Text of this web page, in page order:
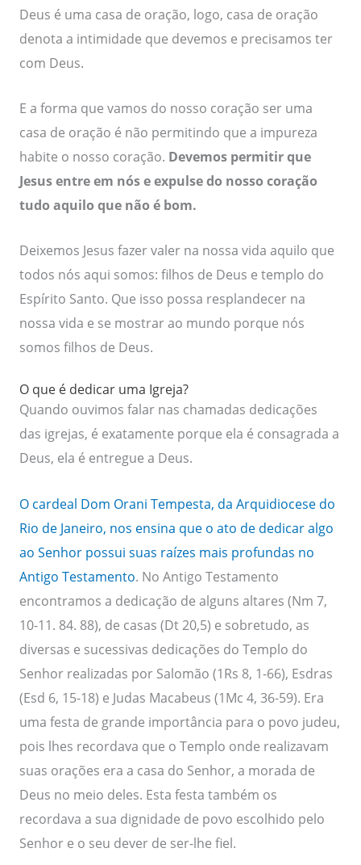
Deus é uma casa de oração, logo, casa de oração
denota a intimidade que devemos e precisamos ter
com Deus.
E a forma que vamos do nosso coração ser uma
casa de oração é não permitindo que a impureza
habite o nosso coração. Devemos permitir que
Jesus entre em nós e expulse do nosso coração
tudo aquilo que não é bom.
Deixemos Jesus fazer valer na nossa vida aquilo que
todos nós aqui somos: filhos de Deus e templo do
Espírito Santo. Que isso possa resplandecer na
nossa vida e se mostrar ao mundo porque nós
somos filhos de Deus.
O que é dedicar uma Igreja?
Quando ouvimos falar nas chamadas dedicações
das igrejas, é exatamente porque ela é consagrada a
Deus, ela é entregue a Deus.
O cardeal Dom Orani Tempesta, da Arquidiocese do
Rio de Janeiro, nos ensina que o ato de dedicar algo
ao Senhor possui suas raízes mais profundas no
Antigo Testamento. No Antigo Testamento
encontramos a dedicação de alguns altares (Nm 7,
10-11. 84. 88), de casas (Dt 20,5) e sobretudo, as
diversas e sucessivas dedicações do Templo do
Senhor realizadas por Salomão (1Rs 8, 1-66), Esdras
(Esd 6, 15-18) e Judas Macabeus (1Mc 4, 36-59). Era
uma festa de grande importância para o povo judeu,
pois lhes recordava que o Templo onde realizavam
suas orações era a casa do Senhor, a morada de
Deus no meio deles. Esta festa também os
recordava a sua dignidade de povo escolhido pelo
Senhor e o seu dever de ser-lhe fiel.